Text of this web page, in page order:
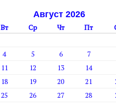
Август 2026
Вт Ср Чт Пт
4 5 6
7
11 12 13 14
18 19 20 21
25 26 27 28